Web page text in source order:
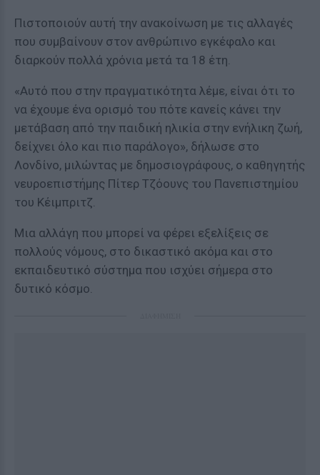
Πιστοποιούν αυτή την ανακοίνωση με τις αλλαγές
που συμβαίνουν στον ανθρώπινο εγκέφαλο και
διαρκούν πολλά χρόνια μετά τα 18 έτη.
«Αυτό που στην πραγματικότητα λέμε, είναι ότι το
να έχουμε ένα ορισμό του πότε κανείς κάνει την
μετάβαση από την παιδική ηλικία στην ενήλικη ζωή,
δείχνει όλο και πιο παράλογο», δήλωσε στο
Λονδίνο, μιλώντας με δημοσιογράφους, ο καθηγητής
νευροεπιστήμης Πίτερ Τζόουνς του Πανεπιστημίου
του Κέιμπριτζ.
Μια αλλάγη που μπορεί να φέρει εξελίξεις σε
πολλούς νόμους, στο δικαστικό ακόμα και στο
εκπαιδευτικό σύστημα που ισχύει σήμερα στο
δυτικό κόσμο.